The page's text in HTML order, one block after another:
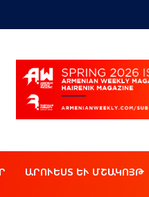
ԱՐՈՒԵՍՏ ԵՒ ՄՇԱԿՈՅԹ